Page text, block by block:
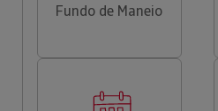
Fundo de Maneio